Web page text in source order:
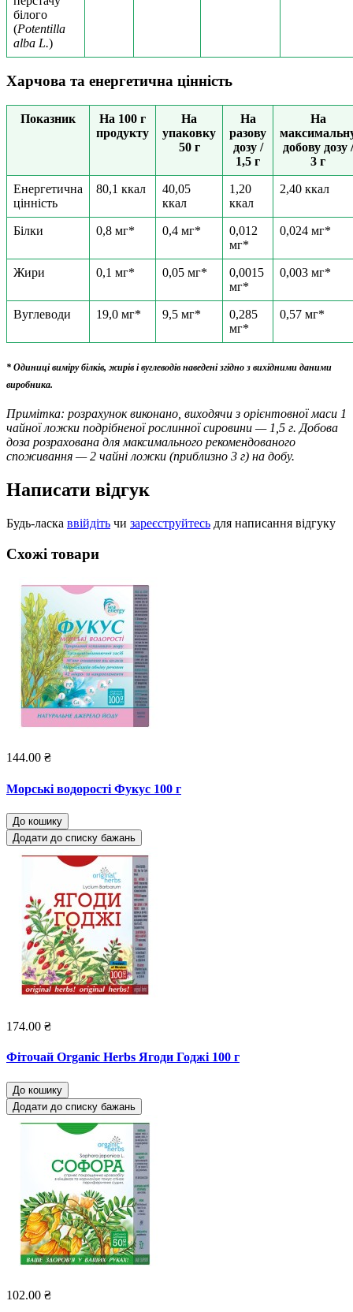
білого
(Potentilla
alba L.)
Харчова та енергетична цінність
Показник
На 100 г
продукту
На
упаковку
50 г
На
разову
дозу /
1,5 г
На
добову дозу /
3 г
Енергетична
цінність
80,1 ккал
40,05
ккал
1,20
ккал
2,40 ккал
Білки 0,8 мг* 0,4 мг*
0,012
мг*
0,024 мг*
Жири 0,1 мг* 0,05 мг*
0,0015
мг*
0,003 мг*
Вуглеводи 19,0 мг* 9,5 мг*
0,285
мг*
0,57 мг*
* Одиниці виміру білків, жирів і вуглеводів наведені згідно з вихідними даними
виробника.
Примітка: розрахунок виконано, виходячи з орієнтовної маси 1
чайної ложки подрібненої рослинної сировини — 1,5 г. Добова
доза розрахована для максимального рекомендованого
споживання — 2 чайні ложки (приблизно 3 г) на добу.
Написати відгук
Будь-ласка ввійдіть чи зареєструйтесь для написання відгуку
Схожі товари
144.00 ₴
Морські водорості Фукус 100 г
До кошику
Додати до списку бажань
174.00 ₴
Фіточай Organic Herbs Ягоди Годжі 100 г
До кошику
Додати до списку бажань
102.00 ₴